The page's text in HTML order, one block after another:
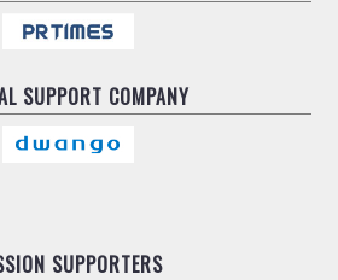
SUPPORT COMPANY
SUPPORTERS